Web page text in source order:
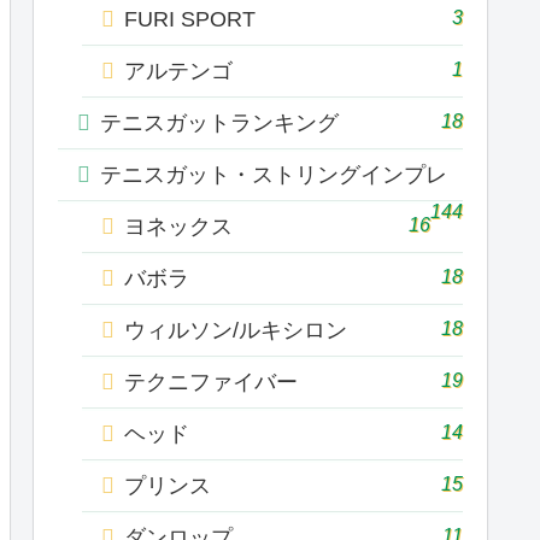
FURI SPORT 3
アルテンゴ 1
テニスガットランキング 18
テニスガット・ストリングインプレ
144
ヨネックス 16
バボラ 18
ウィルソン/ルキシロン 18
テクニファイバー 19
ヘッド 14
プリンス 15
11